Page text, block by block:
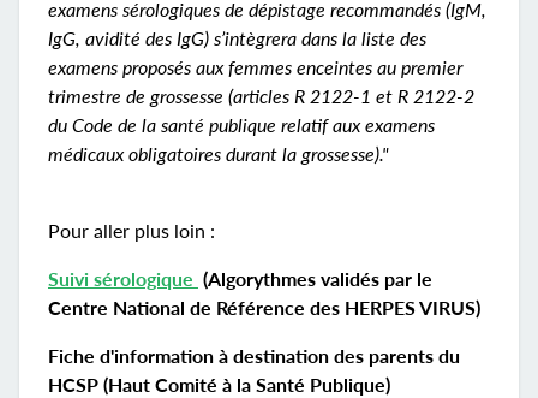
examens sérologiques de dépistage recommandés (IgM,
IgG, avidité des IgG) s’intègrera dans la liste des
examens proposés aux femmes enceintes au premier
trimestre de grossesse (articles R 2122-1 et R 2122-2
du Code de la santé publique relatif aux examens
médicaux obligatoires durant la grossesse)."
Pour aller plus loin :
Suivi sérologique (Algorythmes validés par le
Centre National de Référence des HERPES VIRUS)
Fiche d'information à destination des parents du
HCSP (Haut Comité à la Santé Publique)